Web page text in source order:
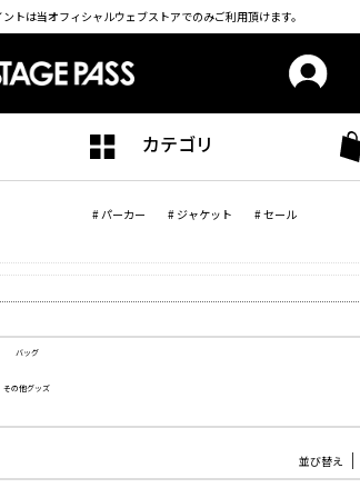
トは当オフィシャルウェブストアでのみご利用頂けます。
カテゴリ
# パーカー # ジャケット # セール
バッグ
その他グッズ
並び替え